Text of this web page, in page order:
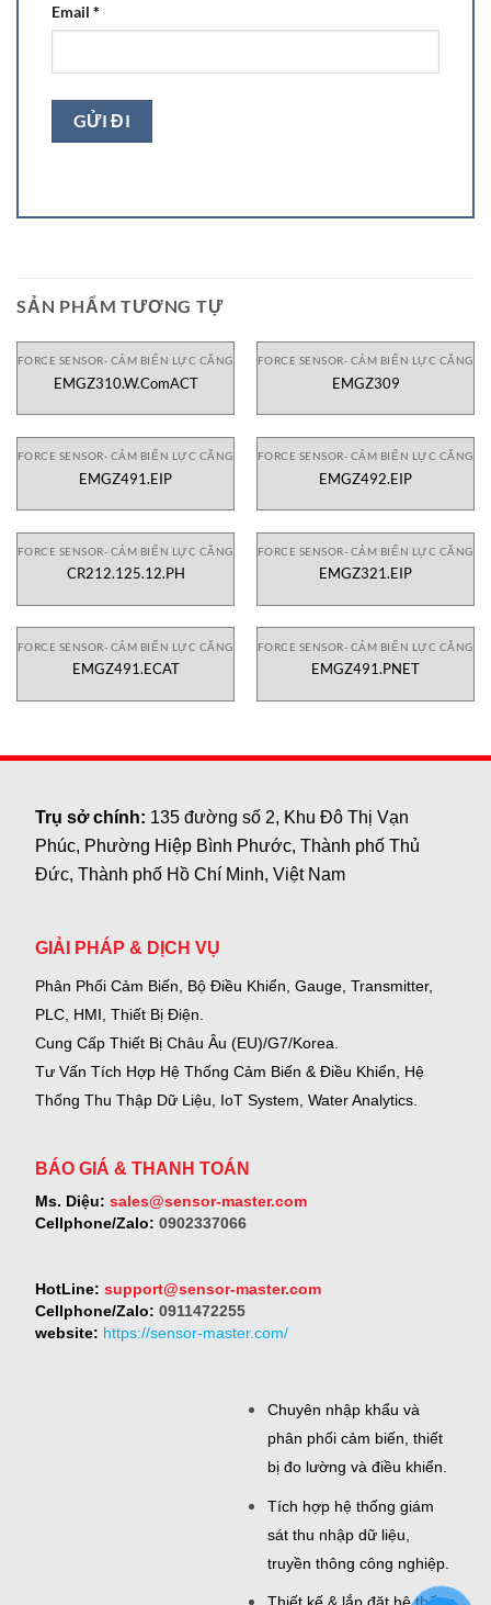
Email *
SẢN PHẨM TƯƠNG TỰ
FORCE SENSOR- CẢM BIẾN LỰC CĂNG
EMGZ310.W.ComACT
FORCE SENSOR- CẢM BIẾN LỰC CĂNG
EMGZ309
FORCE SENSOR- CẢM BIẾN LỰC CĂNG
EMGZ491.EIP
FORCE SENSOR- CẢM BIẾN LỰC CĂNG
EMGZ492.EIP
FORCE SENSOR- CẢM BIẾN LỰC CĂNG
CR212.125.12.PH
FORCE SENSOR- CẢM BIẾN LỰC CĂNG
EMGZ321.EIP
FORCE SENSOR- CẢM BIẾN LỰC CĂNG
EMGZ491.ECAT
FORCE SENSOR- CẢM BIẾN LỰC CĂNG
EMGZ491.PNET
Trụ sở chính: 135 đường số 2, Khu Đô Thị Vạn
Phúc, Phường Hiệp Bình Phước, Thành phố Thủ
Đức, Thành phố Hồ Chí Minh, Việt Nam
GIẢI PHÁP & DỊCH VỤ
Phân Phối Cảm Biến, Bộ Điều Khiển, Gauge, Transmitter,
PLC, HMI, Thiết Bị Điện.
Cung Cấp Thiết Bị Châu Âu (EU)/G7/Korea.
Tư Vấn Tích Hợp Hệ Thống Cảm Biến & Điều Khiển, Hệ
Thống Thu Thập Dữ Liệu, IoT System, Water Analytics.
BÁO GIÁ & THANH TOÁN
Ms. Diệu: sales@sensor-master.com
Cellphone/Zalo: 0902337066
HotLine: support@sensor-master.com
Cellphone/Zalo: 0911472255
website: https://sensor-master.com/
Chuyên nhập khẩu và
phân phối cảm biến, thiết
bị đo lường và điều khiển.
Tích hợp hệ thống giám
sát thu nhập dữ liệu,
truyền thông công nghiệp.